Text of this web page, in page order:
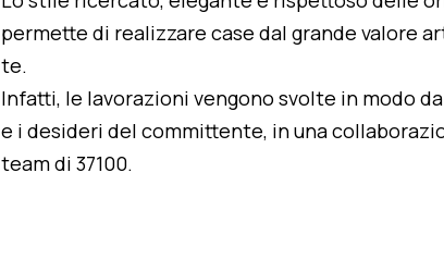
permette di realizzare case dal grande valore
te.
Infatti, le lavorazioni vengono svolte in modo
e i desideri del committente, in una
team di 37100.